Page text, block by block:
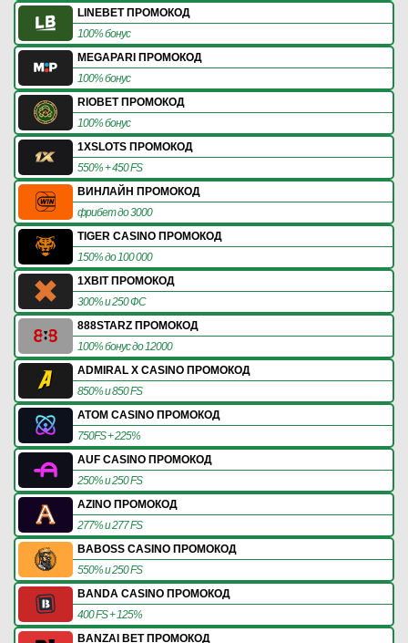
LINEBET ПРОМОКОД
100% бонус
MEGAPARI ПРОМОКОД
100% бонус
RIOBET ПРОМОКОД
100% бонус
1XSLOTS ПРОМОКОД
550% + 450 FS
ВИНЛАЙН ПРОМОКОД
фрибет до 3000
TIGER CASINO ПРОМОКОД
150% до 100 000
1XBIT ПРОМОКОД
300% и 250 ФС
888STARZ ПРОМОКОД
100% бонус до 12000
ADMIRAL X CASINO ПРОМОКОД
850% и 850 FS
ATOM CASINO ПРОМОКОД
750FS + 225%
AUF CASINO ПРОМОКОД
250% и 250 FS
AZINO ПРОМОКОД
277% и 277 FS
BABOSS CASINO ПРОМОКОД
550% и 250 FS
BANDA CASINO ПРОМОКОД
400 FS + 125%
BANZAI BET ПРОМОКОД